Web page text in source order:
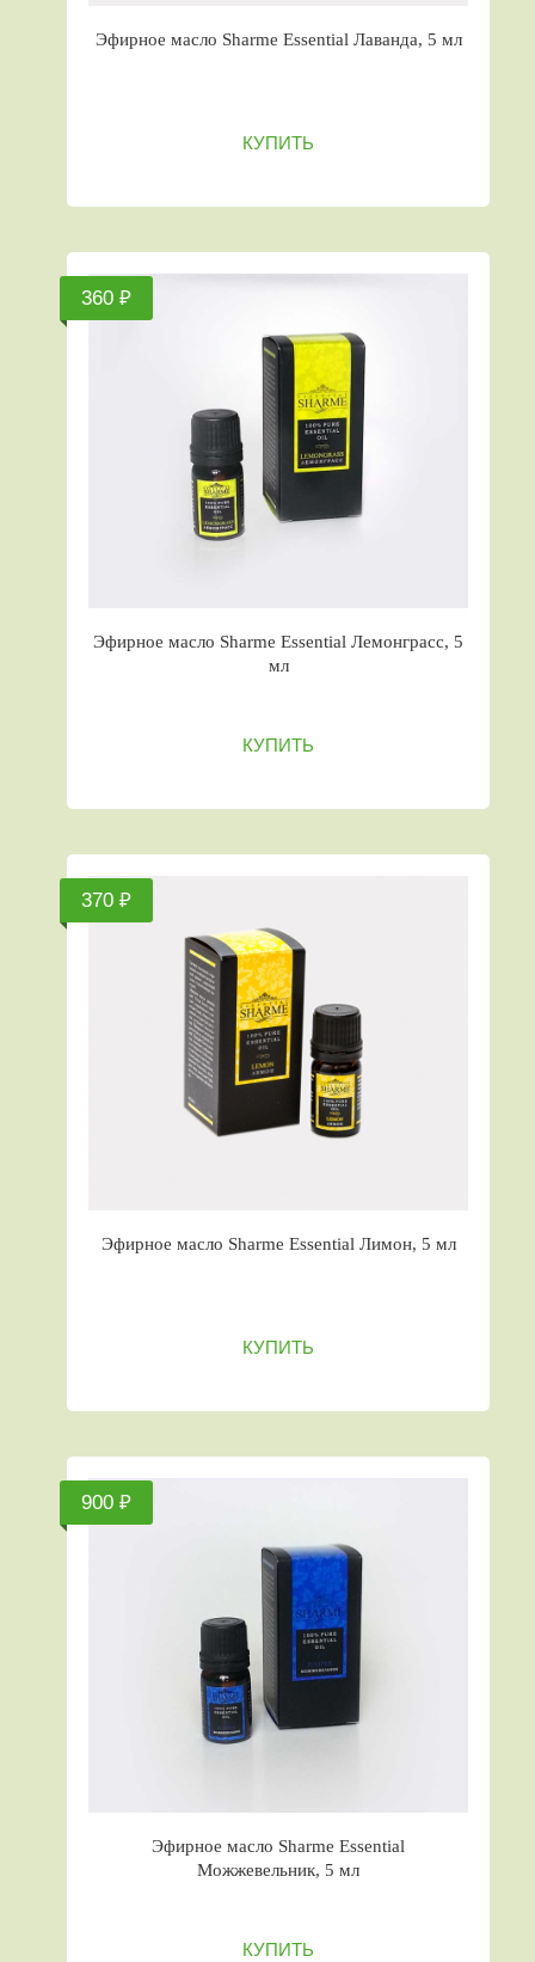
Эфирное масло Sharme Essential Лаванда, 5 мл
КУПИТЬ
360 ₽
Эфирное масло Sharme Essential Лемонграсс, 5
мл
КУПИТЬ
370 ₽
Эфирное масло Sharme Essential Лимон, 5 мл
КУПИТЬ
900 ₽
Эфирное масло Sharme Essential
Можжевельник, 5 мл
КУПИТЬ